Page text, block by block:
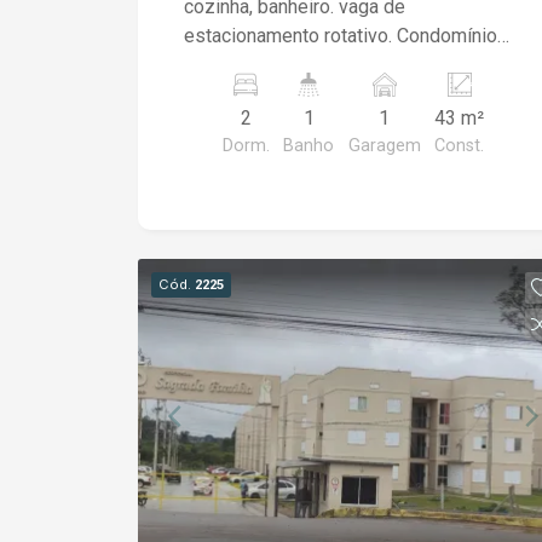
cozinha, banheiro. vaga de
estacionamento rotativo. Condomínio
monitoramento, playground, quadra de
esportes, salão de festas. Apartamento
Quitado. Financiável.
2
Dorm.
1
Banho
1
Garagem
43 m²
Const.
Cód. 2225